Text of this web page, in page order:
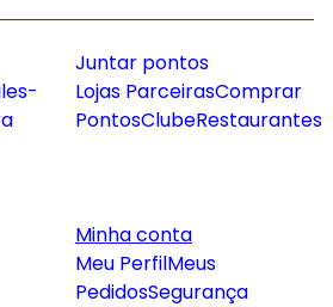
Juntar pontos
Lojas ParceirasComprar
PontosClubeRestaurantes
Minha conta
Meu PerfilMeus
PedidosSegurança